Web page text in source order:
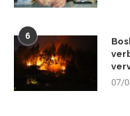
6
07/